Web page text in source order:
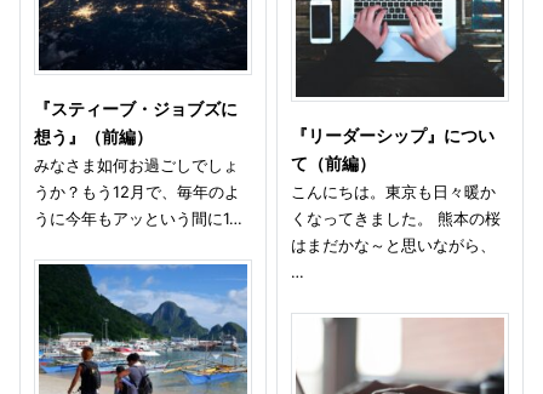
『スティーブ・ジョブズに
想う』（前編）
みなさま如何お過ごしでしょ
うか？もう12月で、毎年のよ
うに今年もアッという間に1…
『リーダーシップ』につい
て（前編）
こんにちは。東京も日々暖か
くなってきました。 熊本の桜
はまだかな～と思いながら、
…